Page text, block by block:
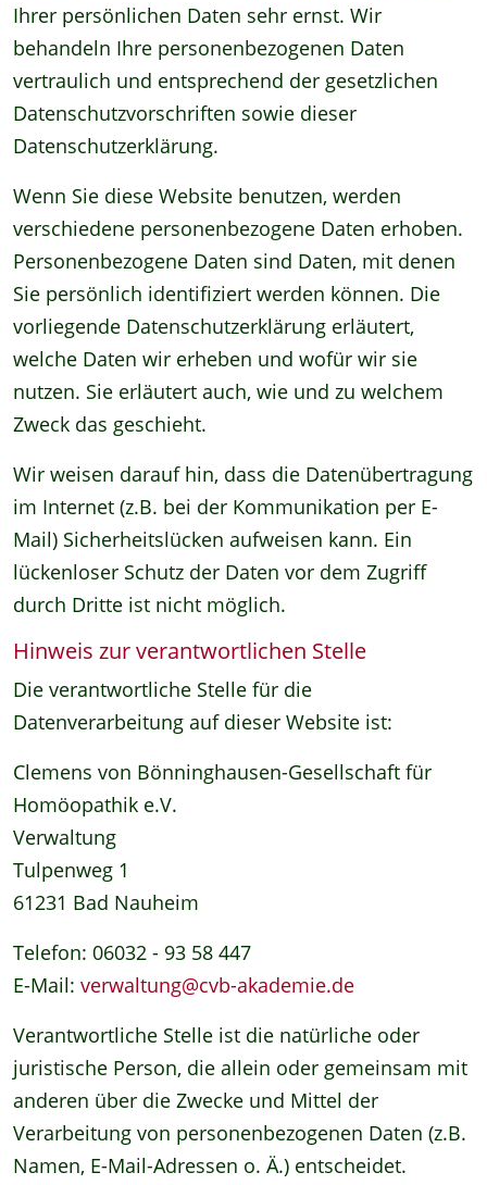
Ihrer persönlichen Daten sehr ernst. Wir
behandeln Ihre personenbezogenen Daten
vertraulich und entsprechend der gesetzlichen
Datenschutzvorschriften sowie dieser
Datenschutzerklärung.
Wenn Sie diese Website benutzen, werden
verschiedene personenbezogene Daten erhoben.
Personenbezogene Daten sind Daten, mit denen
Sie persönlich identifiziert werden können. Die
vorliegende Datenschutzerklärung erläutert,
welche Daten wir erheben und wofür wir sie
nutzen. Sie erläutert auch, wie und zu welchem
Zweck das geschieht.
Wir weisen darauf hin, dass die Datenübertragung
im Internet (z.B. bei der Kommunikation per E-
Mail) Sicherheitslücken aufweisen kann. Ein
lückenloser Schutz der Daten vor dem Zugriff
durch Dritte ist nicht möglich.
Hinweis zur verantwortlichen Stelle
Die verantwortliche Stelle für die
Datenverarbeitung auf dieser Website ist:
Clemens von Bönninghausen-Gesellschaft für
Homöopathik e.V.
Verwaltung
Tulpenweg 1
61231 Bad Nauheim
Telefon: 06032 - 93 58 447
E-Mail: verwaltung@cvb-akademie.de
Verantwortliche Stelle ist die natürliche oder
juristische Person, die allein oder gemeinsam mit
anderen über die Zwecke und Mittel der
Verarbeitung von personenbezogenen Daten (z.B.
Namen, E-Mail-Adressen o. Ä.) entscheidet.